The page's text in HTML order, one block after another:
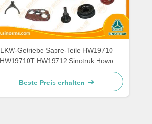
LKW-Getriebe Sapre-Teile HW19710
HW19710T HW19712 Sinotruk Howo
Beste Preis erhalten